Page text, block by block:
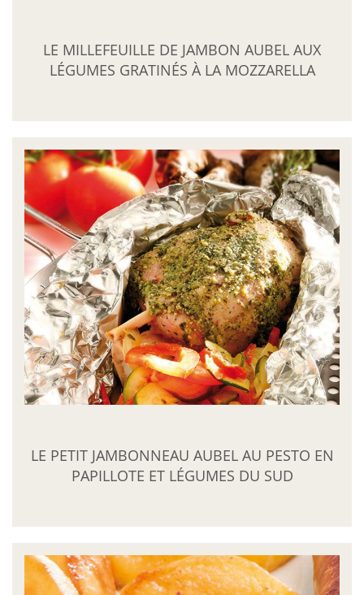
LE MILLEFEUILLE DE JAMBON AUBEL AUX
LÉGUMES GRATINÉS À LA MOZZARELLA
LE PETIT JAMBONNEAU AUBEL AU PESTO EN
PAPILLOTE ET LÉGUMES DU SUD